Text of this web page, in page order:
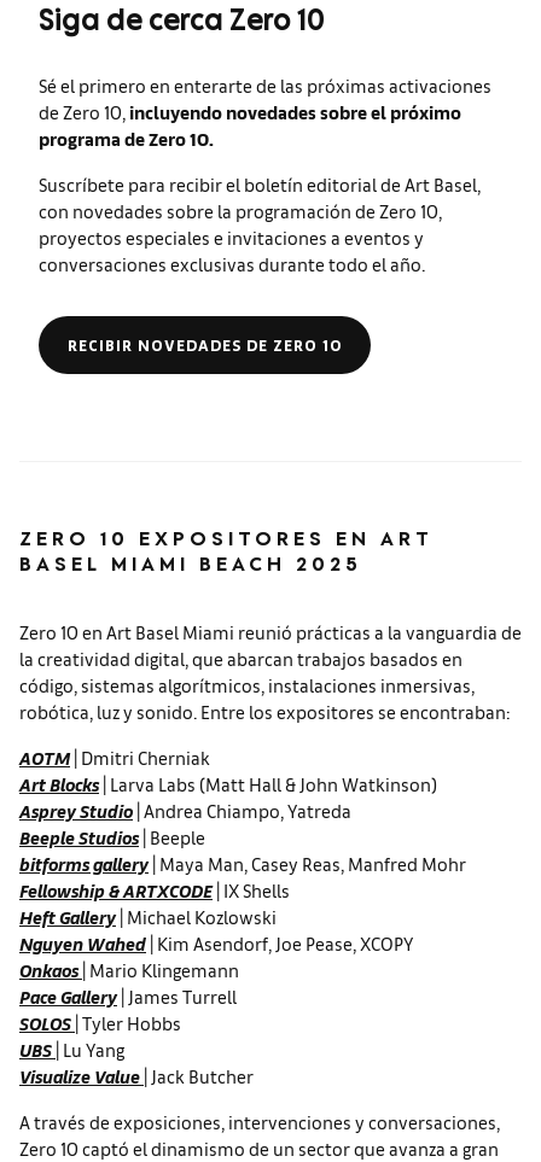
Siga de cerca Zero 10
Sé el primero en enterarte de las próximas activaciones
de Zero 10, incluyendo novedades sobre el próximo
programa de Zero 10.
Suscríbete para recibir el boletín editorial de Art Basel,
con novedades sobre la programación de Zero 10,
proyectos especiales e invitaciones a eventos y
conversaciones exclusivas durante todo el año.
RECIBIR NOVEDADES DE ZERO 10
ZERO 10 EXPOSITORES EN ART
BASEL MIAMI BEACH 2025
Zero 10 en Art Basel Miami reunió prácticas a la vanguardia de
la creatividad digital, que abarcan trabajos basados ​​en
código, sistemas algorítmicos, instalaciones inmersivas,
robótica, luz y sonido. Entre los expositores se encontraban:
AOTM| Dmitri Cherniak
Art Blocks| Larva Labs (Matt Hall & John Watkinson)
Asprey Studio | Andrea Chiampo, Yatreda
Beeple Studios| Beeple
bitforms gallery| Maya Man, Casey Reas, Manfred Mohr
Fellowship & ARTXCODE| IX Shells
Heft Gallery| Michael Kozlowski
Nguyen Wahed | Kim Asendorf, Joe Pease, XCOPY
Onkaos | Mario Klingemann
Pace Gallery| James Turrell
SOLOS | Tyler Hobbs
UBS | Lu Yang
Visualize Value | Jack Butcher
A través de exposiciones, intervenciones y conversaciones,
Zero 10 captó el dinamismo de un sector que avanza a gran